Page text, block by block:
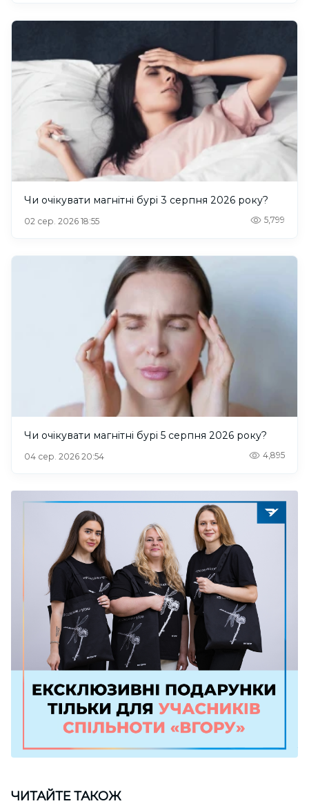
Чи очікувати магнітні бурі 3 серпня 2026 року?
02 сер. 2026 18:55 5,799
Чи очікувати магнітні бурі 5 серпня 2026 року?
04 сер. 2026 20:54 4,895
ЧИТАЙТЕ ТАКОЖ